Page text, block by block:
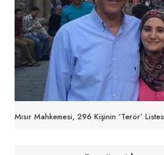
Mısır Mahkemesi, 296 Kişinin ‘Terör’